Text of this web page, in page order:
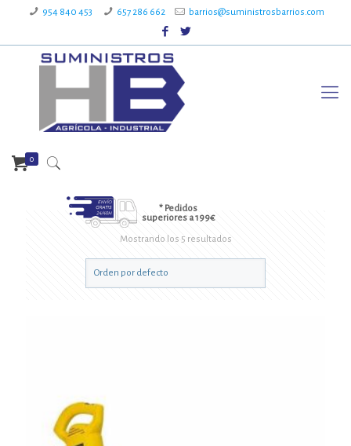
954 840 453 657 286 662 barrios@suministrosbarrios.com
* Pedidos
superiores a 199€
0
Mostrando los 5 resultados